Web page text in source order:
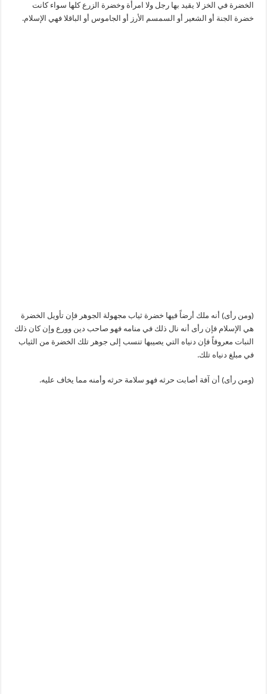
الخضرة في الخز لا يقيد بها رجل ولا امرأة وخضرة الزرع كلها سواء كانت
خضرة الجنة أو الشعير أو السمسم الأرز أو الجاموس أو الباقلا فهي الإسلام.
(ومن رأى) أنه ملك أرضاً فيها خضرة ثياب مجهولة الجوهر فإن تأويل الخضرة
هي الإسلام فإن رأى أنه نال ذلك في منامه فهو صاحب دين وورع وإن كان ذلك
النبات معروفاً فإن دنياه التي يصيبها تنسب إلى جوهر تلك الخضرة من الثياب
في مبلغ دنياه تلك.
(ومن رأى) أن آفة أصابت حرثه فهو سلامة حرثه وأمنه مما يخاف عليه.